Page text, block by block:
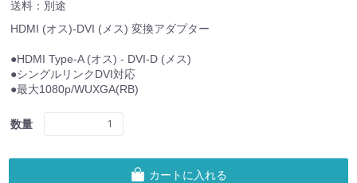
送料：別途
HDMI (オス)-DVI (メス) 変換アダプター
●HDMI Type-A (オス) - DVI-D (メス)
●シングルリンクDVI対応
●最大1080p/WUXGA(RB)
数量
カートに入れる